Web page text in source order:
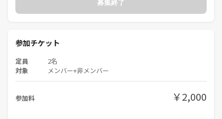
募集終了
参加チケット
定員 2名
対象 メンバー+非メンバー
参加料 ￥2,000